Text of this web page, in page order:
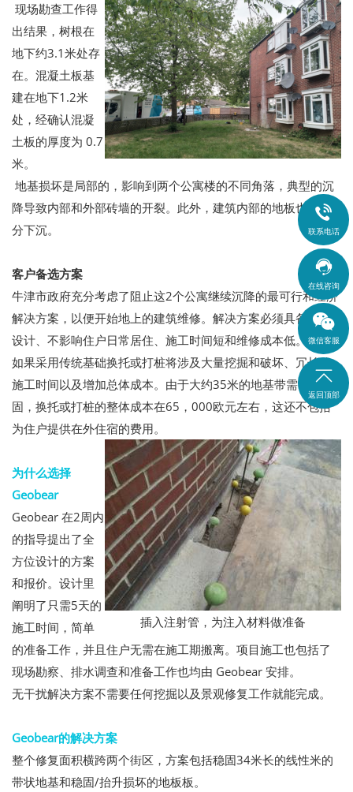
现场勘查工作得
出结果，树根在
地下约3.1米处存
在。混凝土板基
建在地下1.2米
处，经确认混凝
土板的厚度为 0.7
米。
地基损坏是局部的，影响到两个公寓楼的不同角落，典型的沉
降导致内部和外部砖墙的开裂。此外，建筑内部的地板也有部
分下沉。
客户备选方案
牛津市政府充分考虑了阻止这2个公寓继续沉降的最可行和经济
解决方案，以便开始地上的建筑维修。解决方案必须具备快速
设计、不影响住户日常居住、施工时间短和维修成本低。
如果采用传统基础换托或打桩将涉及大量挖掘和破坏、冗长的
施工时间以及增加总体成本。由于大约35米的地基带需要稳
固，换托或打桩的整体成本在65，000欧元左右，这还不包括
为住户提供在外住宿的费用。
插入注射管，为注入材料做准备
为什么选择
Geobear
Geobear 在2周内
的指导提出了全
方位设计的方案
和报价。设计里
阐明了只需5天的
施工时间，简单
的准备工作，并且住户无需在施工期搬离。项目施工也包括了
现场勘察、排水调查和准备工作也均由 Geobear 安排。
无干扰解决方案不需要任何挖掘以及景观修复工作就能完成。
Geobear的解决方案
整个修复面积横跨两个街区，方案包括稳固34米长的线性米的
带状地基和稳固/抬升损坏的地板板。

联系电话

在线咨询
微信客服

返回顶部